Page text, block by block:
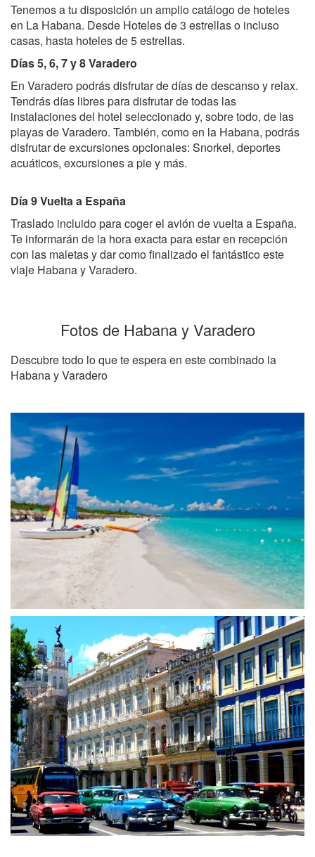
Tenemos a tu disposición un amplio catálogo de hoteles
en La Habana. Desde Hoteles de 3 estrellas o incluso
casas, hasta hoteles de 5 estrellas.
Días 5, 6, 7 y 8 Varadero
En Varadero podrás disfrutar de días de descanso y relax.
Tendrás días libres para disfrutar de todas las
instalaciones del hotel seleccionado y, sobre todo, de las
playas de Varadero. También, como en la Habana, podrás
disfrutar de excursiones opcionales: Snorkel, deportes
acuáticos, excursiones a pie y más.
Día 9 Vuelta a España
Traslado incluido para coger el avión de vuelta a España.
Te informarán de la hora exacta para estar en recepción
con las maletas y dar como finalizado el fantástico este
viaje Habana y Varadero.
Fotos de Habana y Varadero
Descubre todo lo que te espera en este combinado la
Habana y Varadero